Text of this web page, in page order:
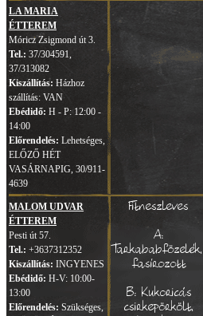
LA MARIA
ÉTTEREM
Móricz Zsigmond út 3.
Tel.: 37/304591,
37/313082
Kiszállítás: Házhoz
szállítás: VAN
Ebédidő: H - P: 12:00 -
14:00
Előrendelés: Lehetséges,
ELŐZŐ HÉT
VASÁRNAPIG, 30/911-
4639
MALOM UDVAR
ÉTTEREM
Pesti út 57.
Tel.: +3637312352
Kiszállítás: INGYENES
Ebédidő: H-V: 10:00-
13:00
Előrendelés: Szükséges,
Fitneszleves
A:
Tarkababfözelék,
fasírozott
B: Kukoricás
csirkepörkölt,